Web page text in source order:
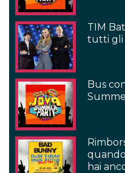
TIM
tutti gli
Bus
hai